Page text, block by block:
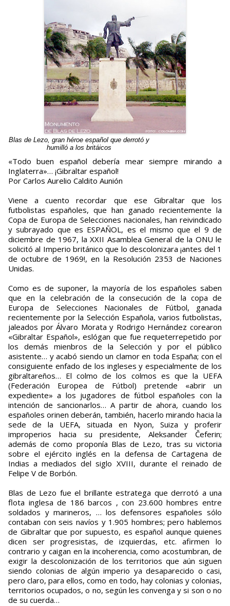
Blas de Lezo, gran héroe español que derrotó y
humilló a los britáicos
«Todo buen español debería mear siempre mirando a
Inglaterra»… ¡Gibraltar español!
Por Carlos Aurelio Caldito Aunión
Viene a cuento recordar que ese Gibraltar que los
futbolistas españoles, que han ganado recientemente la
Copa de Europa de Selecciones nacionales, han reivindicado
y subrayado que es ESPAÑOL, es el mismo que el 9 de
diciembre de 1967, la XXII Asamblea General de la ONU le
solicitó al Imperio británico que lo descolonizara ¡antes del 1
de octubre de 1969!, en la Resolución 2353 de Naciones
Unidas.
Como es de suponer, la mayoría de los españoles saben
que en la celebración de la consecución de la copa de
Europa de Selecciones Nacionales de Fútbol, ganada
recientemente por la Selección Española, varios futbolistas,
jaleados por Álvaro Morata y Rodrigo Hernández corearon
«Gibraltar Español», eslógan que fue requeterrepetido por
los demás mienbros de la Selección y por el público
asistente… y acabó siendo un clamor en toda España; con el
consiguiente enfado de los ingleses y especialmente de los
gibraltareños… El colmo de los colmos es que la UEFA
(Federación Europea de Fútbol) pretende «abrir un
expediente» a los jugadores de fútbol españoles con la
intención de sancionarlos… A partir de ahora, cuando los
españoles orinen deberán, también, hacerlo mirando hacia la
sede de la UEFA, situada en Nyon, Suiza y proferir
improperios hacia su presidente, Aleksander Čeferin;
además de como proponía Blas de Lezo, tras su victoria
sobre el ejército inglés en la defensa de Cartagena de
Indias a mediados del siglo XVIII, durante el reinado de
Felipe V de Borbón.
Blas de Lezo fue el brillante estratega que derrotó a una
flota inglesa de 186 barcos , con 23.600 hombres entre
soldados y marineros, … los defensores españoles sólo
contaban con seis navíos y 1.905 hombres; pero hablemos
de Gibraltar que por supuesto, es español aunque quienes
dicen ser progresistas, de izquierdas, etc. afirmen lo
contrario y caigan en la incoherencia, como acostumbran, de
exigir la descolonización de los territorios que aún siguen
siendo colonias de algún imperio ya desaparecido o casi,
pero claro, para ellos, como en todo, hay colonias y colonias,
territorios ocupados, o no, según les convenga y si son o no
de su cuerda…